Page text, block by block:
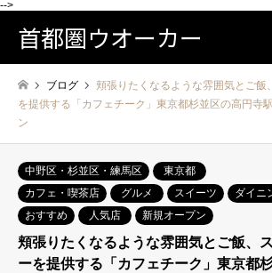
-->
首都圏ウオーカー
ブログ
頬張りたくなるような雰囲気とご飯
を提供する「カフェチーク」東京都杉並区の高円寺
ン
中野区・杉並区・練馬区
東京都
カフェ・喫茶店
グルメ スイーツ
ダイニ
おすすめ
人気店 新規オープン
頬張りたくなるような雰囲気とご飯、
ーを提供する「カフェチーク」東京都